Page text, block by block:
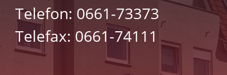
Telefon: 0661-73373
Telefax: 0661-74111